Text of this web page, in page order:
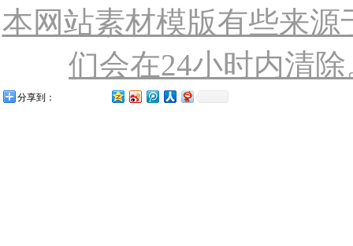
本网站素材模版有些来
们会在24小时内清
分享到：